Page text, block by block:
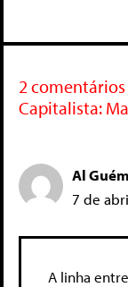
2 comentários
Capitalista:
Al Guém
7 de
A linha